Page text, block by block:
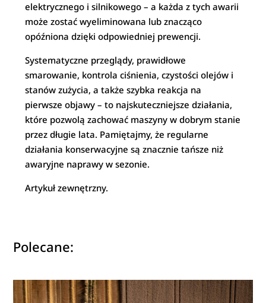
elektrycznego i silnikowego – a każda z tych awarii
może zostać wyeliminowana lub znacząco
opóźniona dzięki odpowiedniej prewencji.
Systematyczne przeglądy, prawidłowe
smarowanie, kontrola ciśnienia, czystości olejów i
stanów zużycia, a także szybka reakcja na
pierwsze objawy – to najskuteczniejsze działania,
które pozwolą zachować maszyny w dobrym stanie
przez długie lata. Pamiętajmy, że regularne
działania konserwacyjne są znacznie tańsze niż
awaryjne naprawy w sezonie.
Artykuł zewnętrzny.
Polecane: